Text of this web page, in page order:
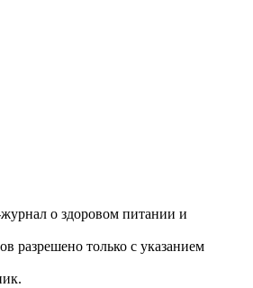
о здоровом питании и
разрешено только с указанием